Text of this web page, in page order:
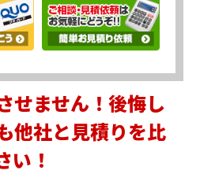
せません！後悔し
他社と見積りを比
い！